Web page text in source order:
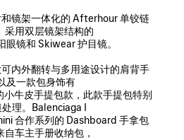
镜架一体化的 Afterhour 单铰链
采用双层镜架结构的
眼镜和 Skiwear 护目镜。
内外翻转与多用途设计的肩背手
及一款包身饰有
牛皮手提包款，此款手提包特别
理。Balenciaga I
合作系列的 Dashboard 手拿包
自车主手册收纳包，